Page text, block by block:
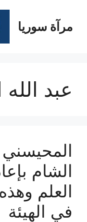
المحتوىمرآة سوريا
عبد
المحيسني
الشام
العلم
في الهيئة